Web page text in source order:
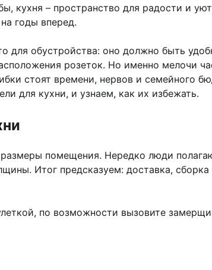
кухня – пространство для радости и
годы вперед.
для обустройства: оно должно быть
розеток. Но именно мелочи
стоят времени, нервов и семейного
для кухни, и узнаем, как их избежать.
помещения. Нередко люди
Итог предсказуем: доставка,
по возможности вызовите